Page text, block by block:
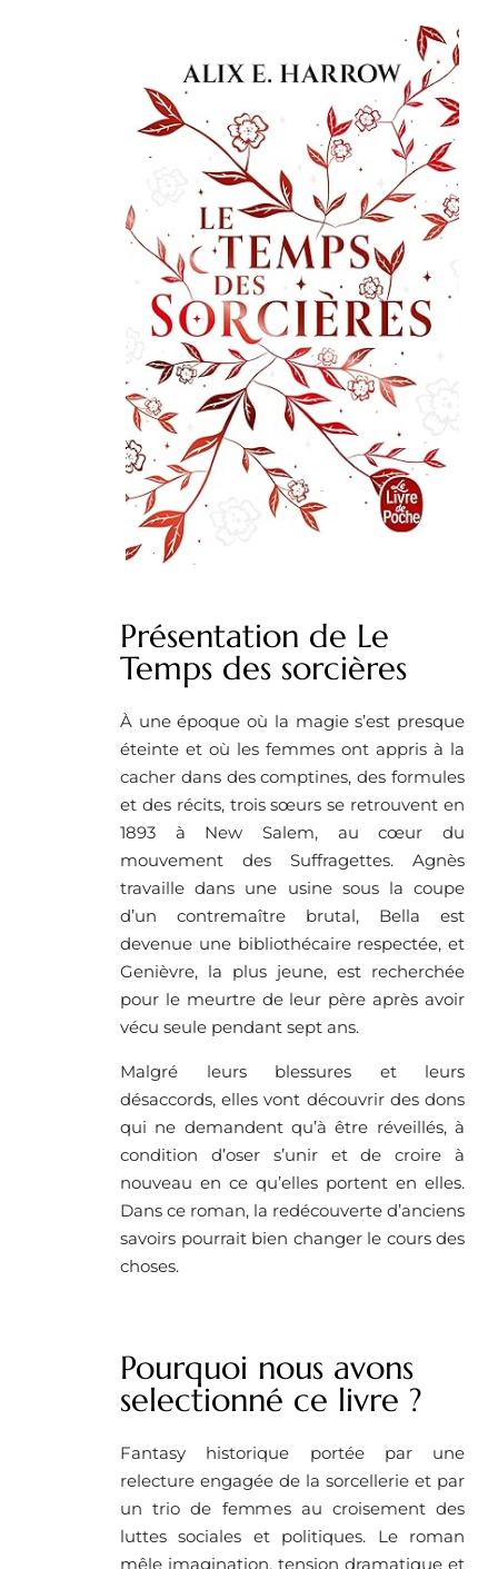
Présentation de Le
Temps des sorcières
À une époque où la magie s’est presque
éteinte et où les femmes ont appris à la
cacher dans des comptines, des formules
et des récits, trois sœurs se retrouvent en
1893 à New Salem, au cœur du
mouvement des Suffragettes. Agnès
travaille dans une usine sous la coupe
d’un contremaître brutal, Bella est
devenue une bibliothécaire respectée, et
Genièvre, la plus jeune, est recherchée
pour le meurtre de leur père après avoir
vécu seule pendant sept ans.
Malgré leurs blessures et leurs
désaccords, elles vont découvrir des dons
qui ne demandent qu’à être réveillés, à
condition d’oser s’unir et de croire à
nouveau en ce qu’elles portent en elles.
Dans ce roman, la redécouverte d’anciens
savoirs pourrait bien changer le cours des
choses.
Pourquoi nous avons
selectionné ce livre ?
Fantasy historique portée par une
relecture engagée de la sorcellerie et par
un trio de femmes au croisement des
luttes sociales et politiques. Le roman
mêle imagination, tension dramatique et